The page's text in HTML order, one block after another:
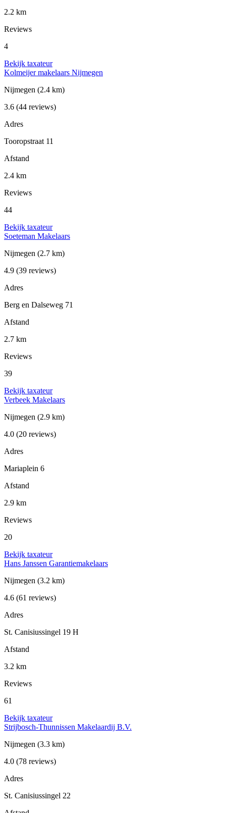
2.2 km
Reviews
4
Bekijk taxateur
Kolmeijer makelaars Nijmegen
Nijmegen (2.4 km)
3.6 (44 reviews)
Adres
Tooropstraat 11
Afstand
2.4 km
Reviews
44
Bekijk taxateur
Soeteman Makelaars
Nijmegen (2.7 km)
4.9 (39 reviews)
Adres
Berg en Dalseweg 71
Afstand
2.7 km
Reviews
39
Bekijk taxateur
Verbeek Makelaars
Nijmegen (2.9 km)
4.0 (20 reviews)
Adres
Mariaplein 6
Afstand
2.9 km
Reviews
20
Bekijk taxateur
Hans Janssen Garantiemakelaars
Nijmegen (3.2 km)
4.6 (61 reviews)
Adres
St. Canisiussingel 19 H
Afstand
3.2 km
Reviews
61
Bekijk taxateur
Strijbosch-Thunnissen Makelaardij B.V.
Nijmegen (3.3 km)
4.0 (78 reviews)
Adres
St. Canisiussingel 22